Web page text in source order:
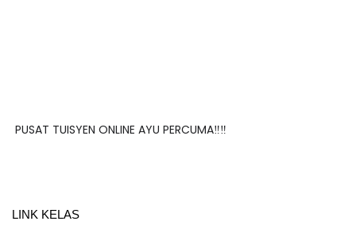
PUSAT TUISYEN ONLINE AYU PERCUMA‼️‼️
LINK KELAS